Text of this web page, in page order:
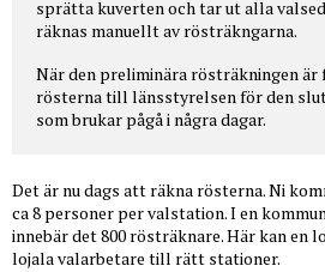
sprätta kuverten och tar ut alla
räknas manuellt av rösträkngarna.
När den preliminära rösträkningen är
rösterna till länsstyrelsen för den
som brukar pågå i några dagar.
Det är nu dags att räkna rösterna. Ni
ca 8 personer per valstation. I en
innebär det 800 rösträknare. Här kan en
lojala valarbetare till rätt stationer.